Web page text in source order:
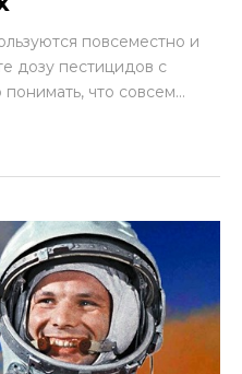
повсеместно и
дозу пестицидов с
что совсем...